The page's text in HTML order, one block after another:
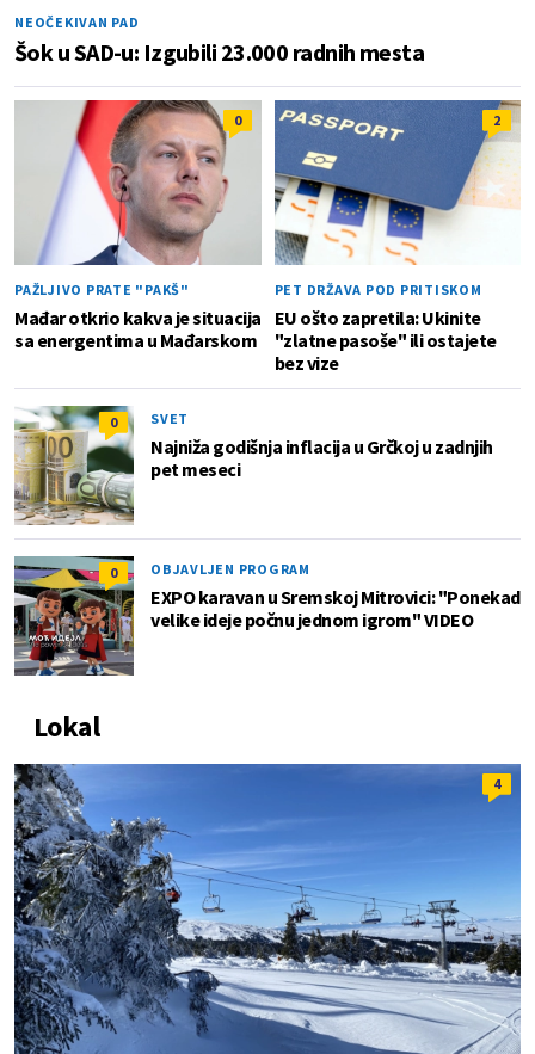
NEOČEKIVAN PAD
Šok u SAD-u: Izgubili 23.000 radnih mesta
0
PAŽLJIVO PRATE "PAKŠ"
Mađar otkrio kakva je situacija
sa energentima u Mađarskom
2
PET DRŽAVA POD PRITISKOM
EU ošto zapretila: Ukinite
"zlatne pasoše" ili ostajete
bez vize
0 SVET
Najniža godišnja inflacija u Grčkoj u zadnjih
pet meseci
0 OBJAVLJEN PROGRAM
EXPO karavan u Sremskoj Mitrovici: "Ponekad
velike ideje počnu jednom igrom" VIDEO
Lokal
4